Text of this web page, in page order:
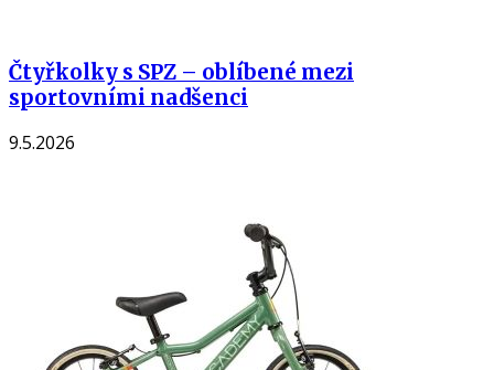
Čtyřkolky s SPZ – oblíbené mezi
sportovními nadšenci
9.5.2026